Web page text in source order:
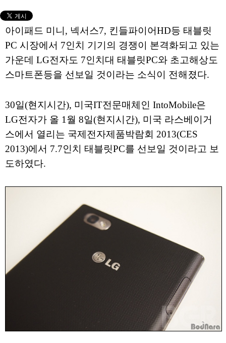
아이패드 미니, 넥서스7, 킨들파이어HD등 태블릿
PC 시장에서 7인치 기기의 경쟁이 본격화되고 있는
가운데 LG전자도 7인치대 태블릿PC와 초고해상도
스마트폰등을 선보일 것이라는 소식이 전해졌다.
30일(현지시간), 미국IT전문매체인 IntoMobile은
LG전자가 올 1월 8일(현지시간), 미국 라스베이거
스에서 열리는 국제전자제품박람회 2013(CES
2013)에서 7.7인치 태블릿PC를 선보일 것이라고 보
도하였다.